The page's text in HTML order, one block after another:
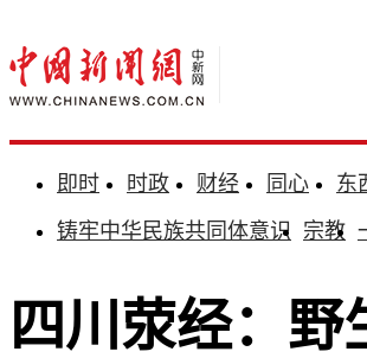
即时 时政 财经 同心 东
铸牢中华民族共同体意识 宗教
四川荥经：